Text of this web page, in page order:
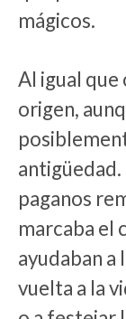
mágicos.
Al igual que
origen,
paganos
marcaba el
ayudaban a
vuelta a la